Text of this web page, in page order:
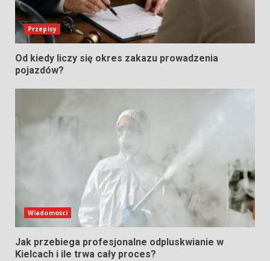
Przepisy
Od kiedy liczy się okres zakazu prowadzenia
pojazdów?
Wiadomości
Jak przebiega profesjonalne odpluskwianie w
Kielcach i ile trwa cały proces?